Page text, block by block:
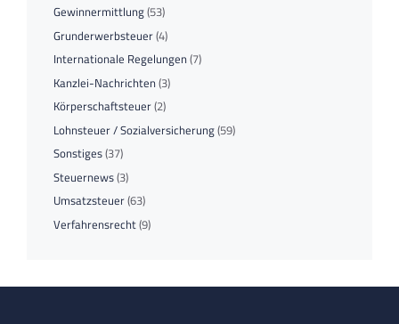
Gewinnermittlung(53)
Grunderwerbsteuer(4)
Internationale Regelungen(7)
Kanzlei-Nachrichten(3)
Körperschaftsteuer(2)
Lohnsteuer / Sozialversicherung(59)
Sonstiges(37)
Steuernews(3)
Umsatzsteuer(63)
Verfahrensrecht(9)